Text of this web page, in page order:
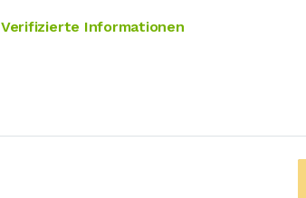
Verifizierte Informationen